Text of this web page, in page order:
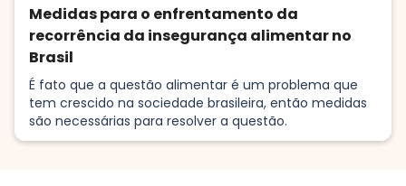
Medidas para o enfrentamento da
recorrência da insegurança alimentar no
Brasil
É fato que a questão alimentar é um problema que
tem crescido na sociedade brasileira, então medidas
são necessárias para resolver a questão.